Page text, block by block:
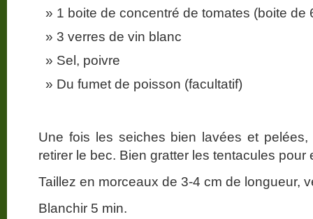
1 boite de concentré de tomates (boite de
3 verres de vin blanc
Sel, poivre
Du fumet de poisson (facultatif)
Une fois les seiches bien lavées et
retirer le bec. Bien gratter les tentacules
Taillez en morceaux de 3-4 cm de longueur,
Blanchir 5 min.